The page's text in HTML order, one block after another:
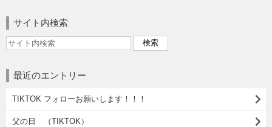
サイト内検索
最近のエントリー
TIKTOK フォローお願いします！！！
父の日 （TIKTOK）